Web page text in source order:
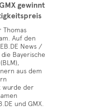
gewinnt
Thomas
Auf den
News /
Bayerische
aus dem
wurde der
und GMX.